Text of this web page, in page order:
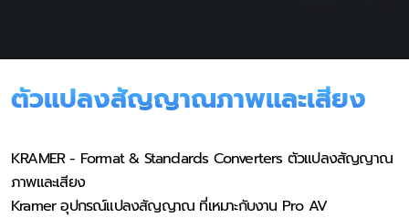
ตัวแปลงสัญญาณภาพและเสียง
KRAMER- Format & Standards Converters ตัวแปลงสัญญาณ
ภาพและเสียง
Kramerอุปกรณ์แปลงสัญญาณ ที่เหมาะกับงาน Pro AV